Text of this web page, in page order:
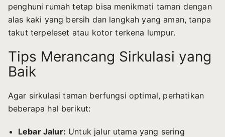
penghuni rumah tetap bisa menikmati taman dengan
alas kaki yang bersih dan langkah yang aman, tanpa
takut terpeleset atau kotor terkena lumpur.
Tips Merancang Sirkulasi yang
Baik
Agar sirkulasi taman berfungsi optimal, perhatikan
beberapa hal berikut:
Lebar Jalur: Untuk jalur utama yang sering